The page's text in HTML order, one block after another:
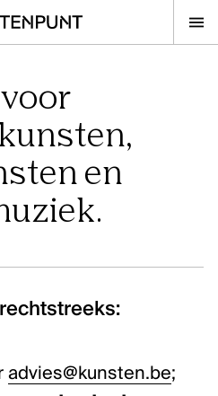
en
advies@kunsten.be;